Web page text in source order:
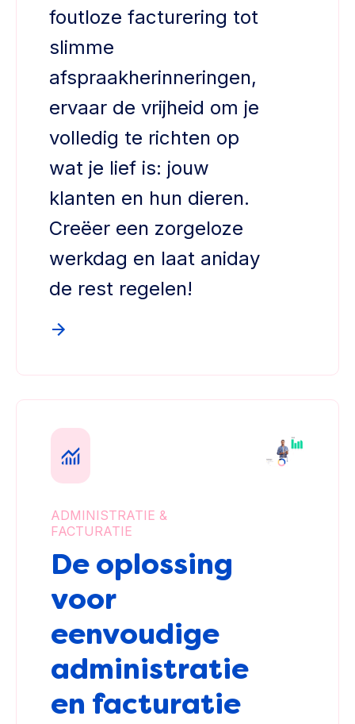
foutloze facturering tot
slimme
afspraakherinneringen,
ervaar de vrijheid om je
volledig te richten op
wat je lief is: jouw
klanten en hun dieren.
Creëer een zorgeloze
werkdag en laat aniday
de rest regelen!
ADMINISTRATIE &
FACTURATIE
De oplossing
voor
eenvoudige
administratie
en facturatie